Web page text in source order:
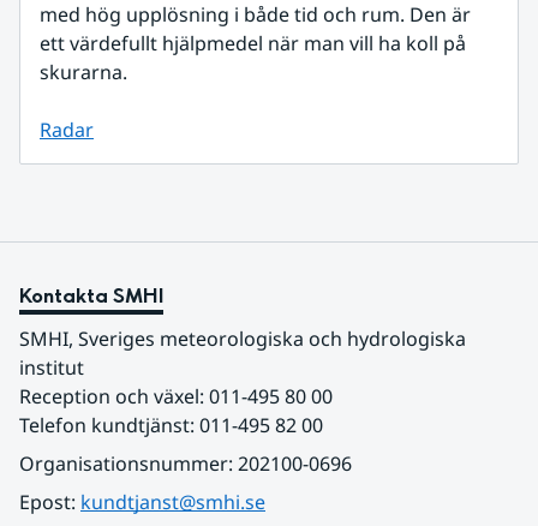
med hög upplösning i både tid och rum. Den är
ett värdefullt hjälpmedel när man vill ha koll på
skurarna.
Radar
Kontakta SMHI
SMHI, Sveriges meteorologiska och hydrologiska
institut
Reception och växel: 011-495 80 00
Telefon kundtjänst: 011-495 82 00
Organisationsnummer: 202100-0696
Epost: kundtjanst@smhi.se